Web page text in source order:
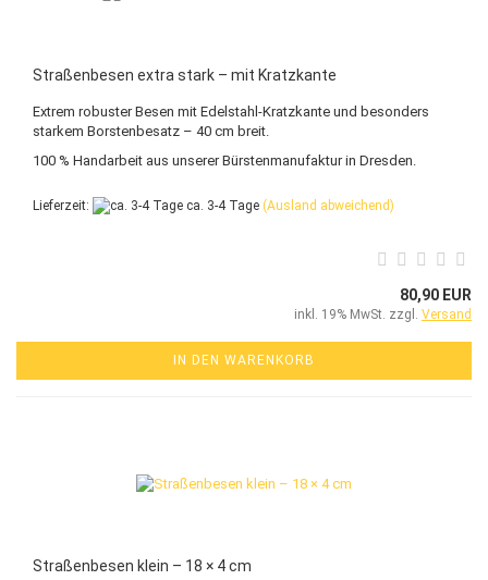
Straßenbesen extra stark – mit Kratzkante
Extrem robuster Besen mit Edelstahl-Kratzkante und besonders
starkem Borstenbesatz – 40 cm breit.
100 % Handarbeit aus unserer Bürstenmanufaktur in Dresden.
Lieferzeit: ca. 3-4 Tage (Ausland abweichend)
80,90 EUR
inkl. 19% MwSt. zzgl. Versand
IN DEN WARENKORB
Straßenbesen klein – 18 × 4 cm